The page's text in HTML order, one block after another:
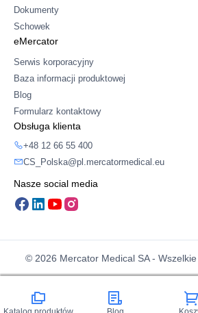
Dokumenty
Schowek
eMercator
Serwis korporacyjny
Baza informacji produktowej
Blog
Formularz kontaktowy
Obsługa klienta
+48 12 66 55 400
CS_Polska@pl.mercatormedical.eu
Nasze social media
© 2026 Mercator Medical SA -